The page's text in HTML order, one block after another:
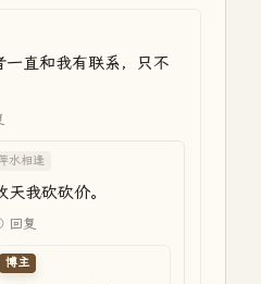
一直和我有联系，只不
水相逢
天我砍砍价。
回复
博主